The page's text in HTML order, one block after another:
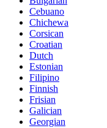
Cebuano
Chichewa
Corsican
Croatian
Dutch
Estonian
Filipino
Finnish
Frisian
Galician
Georgian